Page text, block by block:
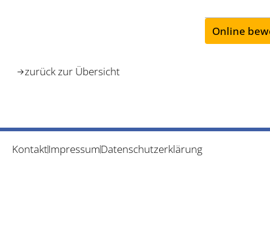
Online
zurück zur Übersicht
KontaktImpressumDatenschutzerklärung